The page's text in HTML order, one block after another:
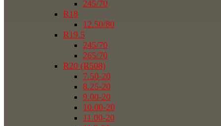
245/70
R18
12.50/80
R19.5
245/70
265/70
R20 (R508)
7.50-20
8.25-20
9.00-20
10.00-20
11.00-20